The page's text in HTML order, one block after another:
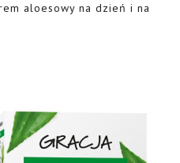
aloesowy na dzień i na